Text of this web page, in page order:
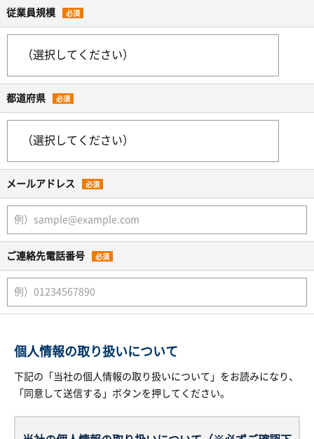
従業員規模 必須
都道府県 必須
メールアドレス 必須
ご連絡先電話番号 必須
個人情報の取り扱いについて
下記の「当社の個人情報の取り扱いについて」をお読みになり、
「同意して送信する」ボタンを押してください。